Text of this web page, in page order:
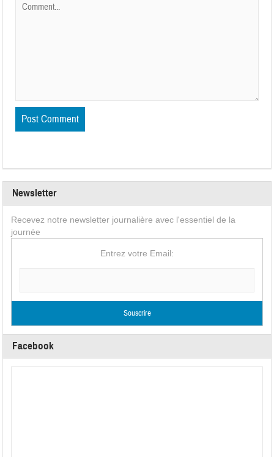
Newsletter
Recevez notre newsletter journalière avec l'essentiel de la
journée
Entrez votre Email:
Facebook